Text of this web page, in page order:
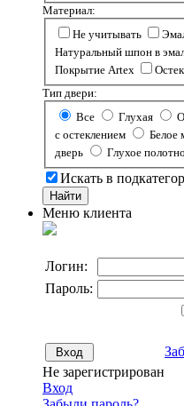
Материал:
Не учитывать
Натуральный шпон в
Покрытие Artex
Тип двери:
Все
Глухая
с остеклением
Белое
дверь
Глухое полотно
Искать в
Меню клиента
Логин:
Пароль:
Не зарегистрирован
Вход